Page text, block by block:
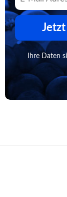
Ihre Daten